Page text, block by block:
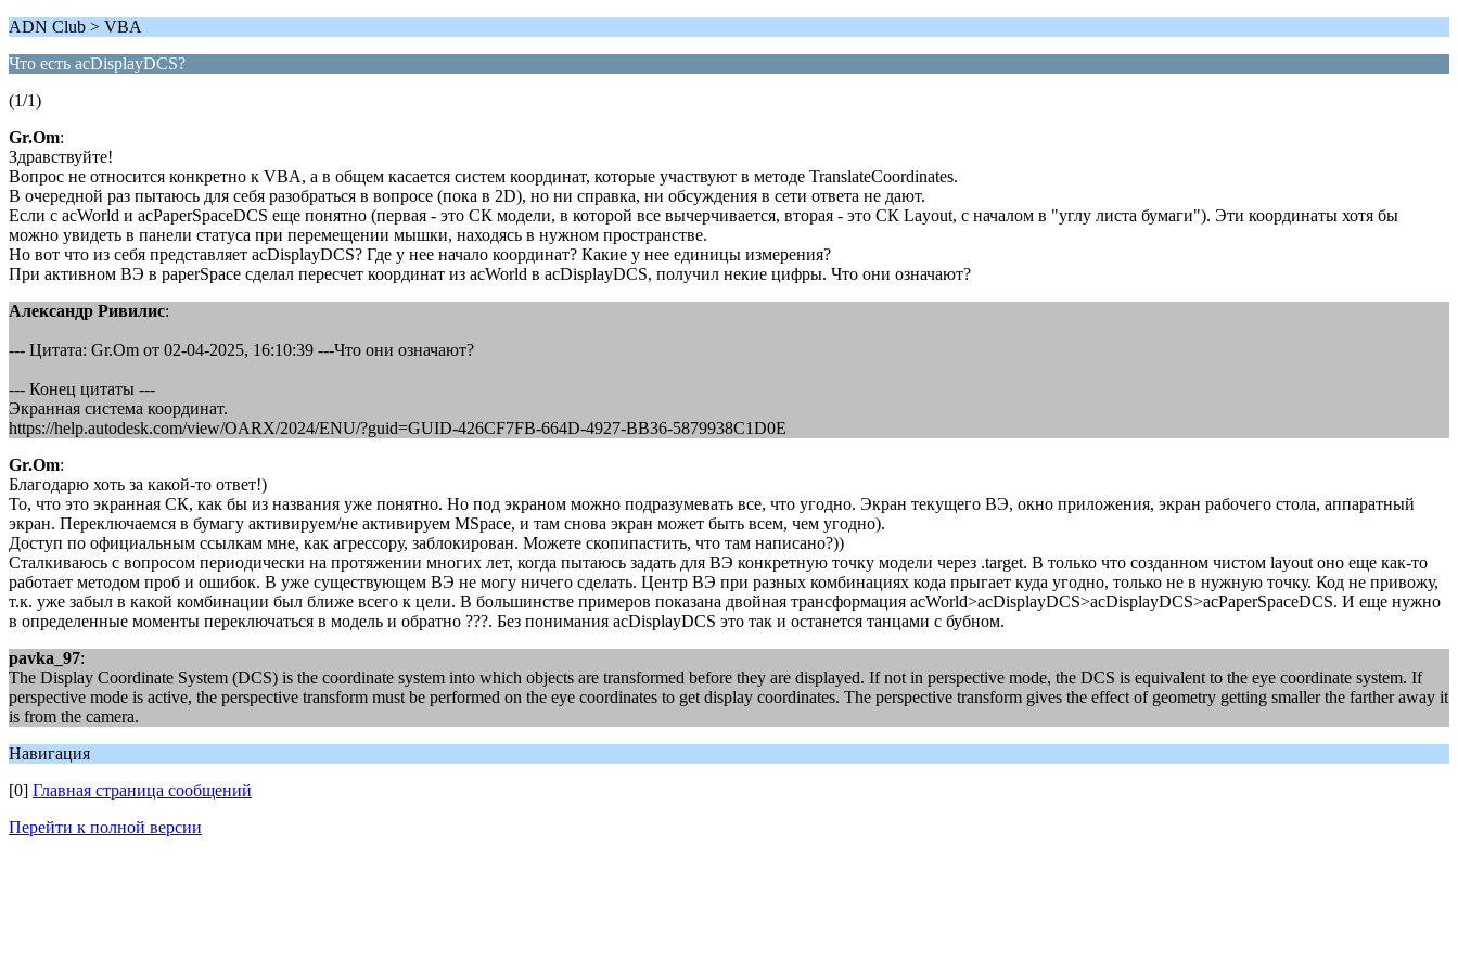
ADN Club > VBA
Что есть acDisplayDCS?
(1/1)
Gr.Om:
Здравствуйте!
Вопрос не относится конкретно к VBA, а в общем касается систем координат, которые участвуют в методе TranslateCoordinates.
В очередной раз пытаюсь для себя разобраться в вопросе (пока в 2D), но ни справка, ни обсуждения в сети ответа не дают.
Если с acWorld и acPaperSpaceDCS еще понятно (первая - это СК модели, в которой все вычерчивается, вторая - это СК Layout, с началом в "углу листа бумаги"). Эти координаты хотя бы
можно увидеть в панели статуса при перемещении мышки, находясь в нужном пространстве.
Но вот что из себя представляет acDisplayDCS? Где у нее начало координат? Какие у нее единицы измерения?
При активном ВЭ в paperSpace сделал пересчет координат из acWorld в acDisplayDCS, получил некие цифры. Что они означают?
Александр Ривилис:
--- Цитата: Gr.Om от 02-04-2025, 16:10:39 ---Что они означают?
--- Конец цитаты ---
Экранная система координат.
https://help.autodesk.com/view/OARX/2024/ENU/?guid=GUID-426CF7FB-664D-4927-BB36-5879938C1D0E
Gr.Om:
Благодарю хоть за какой-то ответ!)
То, что это экранная СК, как бы из названия уже понятно. Но под экраном можно подразумевать все, что угодно. Экран текущего ВЭ, окно приложения, экран рабочего стола, аппаратный
экран. Переключаемся в бумагу активируем/не активируем MSpace, и там снова экран может быть всем, чем угодно).
Доступ по официальным ссылкам мне, как агрессору, заблокирован. Можете скопипастить, что там написано?))
Сталкиваюсь с вопросом периодически на протяжении многих лет, когда пытаюсь задать для ВЭ конкретную точку модели через .target. В только что созданном чистом layout оно еще как-то
работает методом проб и ошибок. В уже существующем ВЭ не могу ничего сделать. Центр ВЭ при разных комбинациях кода прыгает куда угодно, только не в нужную точку. Код не привожу,
т.к. уже забыл в какой комбинации был ближе всего к цели. В большинстве примеров показана двойная трансформация acWorld>acDisplayDCS>acDisplayDCS>acPaperSpaceDCS. И еще нужно
в определенные моменты переключаться в модель и обратно ???. Без понимания acDisplayDCS это так и останется танцами с бубном.
pavka_97:
The Display Coordinate System (DCS) is the coordinate system into which objects are transformed before they are displayed. If not in perspective mode, the DCS is equivalent to the eye coordinate system. If
perspective mode is active, the perspective transform must be performed on the eye coordinates to get display coordinates. The perspective transform gives the effect of geometry getting smaller the farther away it
is from the camera.
Навигация
[0] Главная страница сообщений
Перейти к полной версии